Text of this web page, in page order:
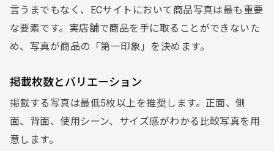
言うまでもなく、ECサイトにおいて商品写真は最も重要
な要素です。実店舗で商品を手に取ることができないた
め、写真が商品の「第一印象」を決めます。
掲載枚数とバリエーション
掲載する写真は最低5枚以上を推奨します。正面、側
面、背面、使用シーン、サイズ感がわかる比較写真を用
意します。